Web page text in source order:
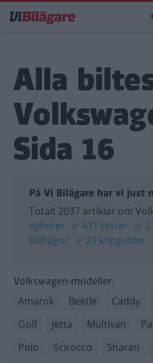
till
Alla
Sida 16
På Vi Bilägare har vi just
Totalt 2037 artiklar om
nyheter ✅471 tester ✅
bilfrågor ✅ 29 köpguider
Volkswagen-modeller:
Amarok Beetle Caddy
Golf
Jetta Multivan
Polo
Scirocco Sharan